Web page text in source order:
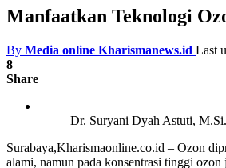
Manfaatkan Teknologi
By Media online Kharismanews.id Last
8
Share
Dr. Suryani Dyah Astuti,
Surabaya,Kharismaonline.co.id – Ozon
alami, namun pada konsentrasi tinggi